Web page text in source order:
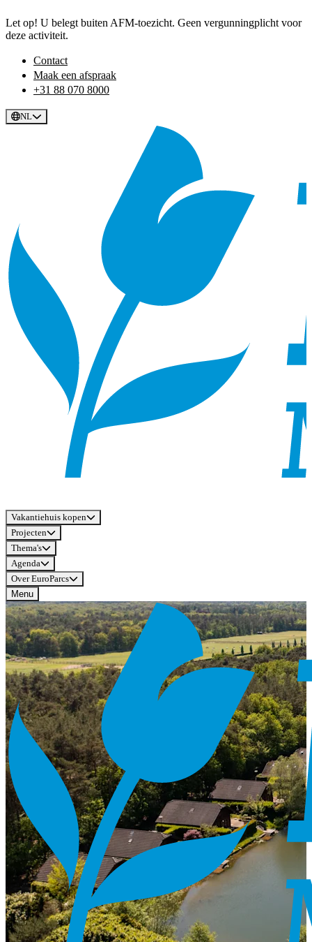
Let op! U belegt buiten AFM-toezicht. Geen vergunningplicht voor
deze activiteit.
Contact
Maak een afspraak
+31 88 070 8000
NL
Vakantiehuis kopen
Projecten
Thema's
Agenda
Over EuroParcs
Menu